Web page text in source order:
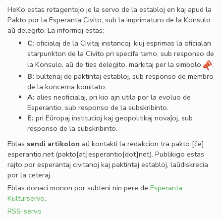
HeKo estas retagentejo je la servo de la establoj en kaj apud la
Pakto por la Esperanta Civito, sub la imprimaturo de la Konsulo
aŭ delegito. La informoj estas:
C: oﬁcialaj de la Civitaj instancoj, kiuj esprimas la oﬁcialan
starpunkton de la Civito pri specifa temo, sub responso de
la Konsulo, aŭ de ties delegito, markitaj per la simbolo
.
B: bultenaj de paktintaj establoj, sub responso de membro
de la koncerna komitato.
A: alies neoﬁcialaj, pri kio ajn utila por la evoluo de
Esperantio, sub responso de la subskribinto.
E: pri Eŭropaj institucioj kaj geopolitikaj novaĵoj, sub
responso de la subskribinto.
Eblas sendi artikolon aŭ kontakti la redakcion tra pakto [ĉe]
esperantio.net(pakto[at]esperantio[dot]net). Publikigo estas
rajto por esperantaj civitanoj kaj paktintaj establoj, laŭdiskrecia
por la ceteraj.
Eblas donaci monon por subteni nin pere de Esperanta
Kulturservo.
RSS-servo